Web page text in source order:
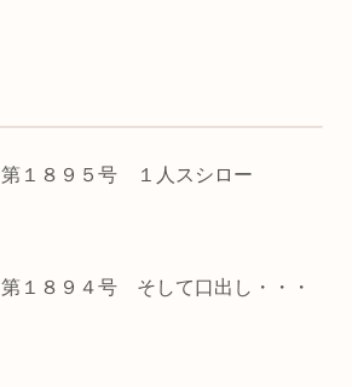
第１８９５号 １人スシロー
第１８９４号 そして口出し・・・